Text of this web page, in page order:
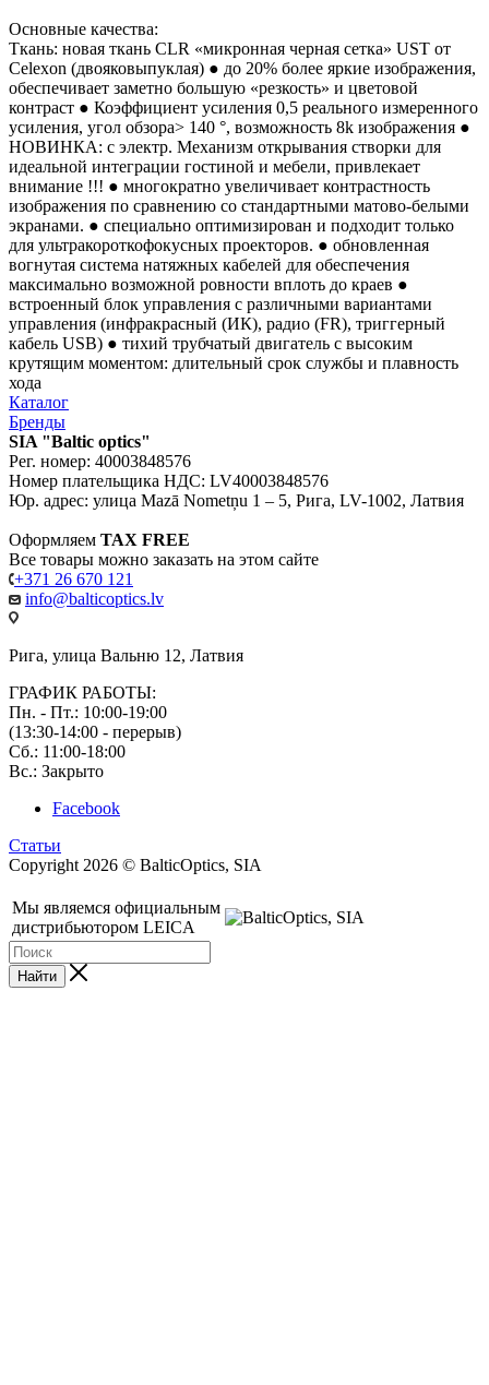
Основные качества:
Ткань: новая ткань CLR «микронная черная сетка» UST от
Celexon (двояковыпуклая) ● до 20% более яркие изображения,
обеспечивает заметно большую «резкость» и цветовой
контраст ● Коэффициент усиления 0,5 реального измеренного
усиления, угол обзора> 140 °, возможность 8k изображения ●
НОВИНКА: с электр. Механизм открывания створки для
идеальной интеграции гостиной и мебели, привлекает
внимание !!! ● многократно увеличивает контрастность
изображения по сравнению со стандартными матово-белыми
экранами. ● специально оптимизирован и подходит только
для ультракороткофокусных проекторов. ● обновленная
вогнутая система натяжных кабелей для обеспечения
максимально возможной ровности вплоть до краев ●
встроенный блок управления с различными вариантами
управления (инфракрасный (ИК), радио (FR), триггерный
кабель USB) ● тихий трубчатый двигатель с высоким
крутящим моментом: длительный срок службы и плавность
хода
Каталог
Бренды
SIA "Baltic optics"
Рег. номер: 40003848576
Номер плательщика НДС: LV40003848576
Юр. адрес: улица Mazā Nometņu 1 – 5, Рига, LV-1002, Латвия
Оформляем TAX FREE
Все товары можно заказать на этом сайте
+371 26 670 121
info@balticoptics.lv
Рига, улица Вальню 12, Латвия
ГРАФИК РАБОТЫ:
Пн. - Пт.: 10:00-19:00
(13:30-14:00 - перерыв)
Сб.: 11:00-18:00
Вс.: Закрыто
Facebook
Статьи
Copyright 2026 © BalticOptics, SIA
Мы являемся официальным
дистрибьютором LEICA
Найти